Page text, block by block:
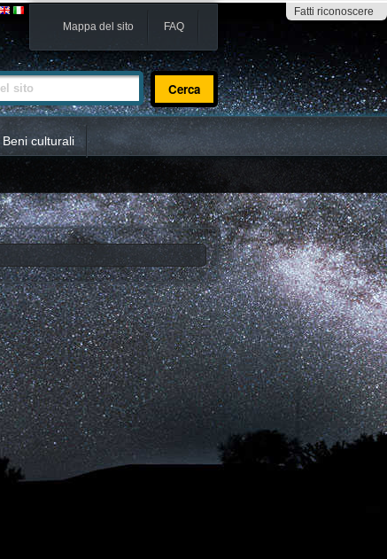
Fatti riconoscere
Mappa del sito FAQ
Beni culturali